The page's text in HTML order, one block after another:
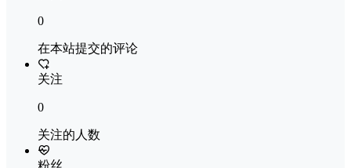
0
在本站提交的评论
关注
0
关注的人数
粉丝